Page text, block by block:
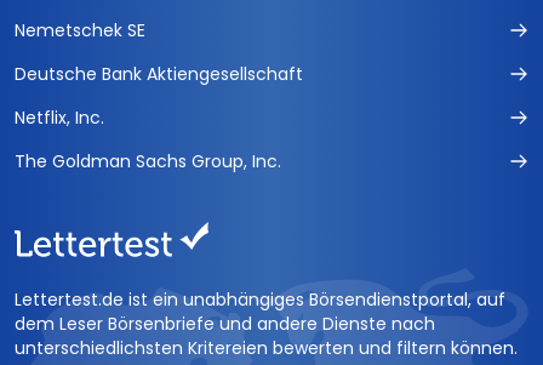
Nemetschek SE
Deutsche Bank Aktiengesellschaft
Netflix, Inc.
The Goldman Sachs Group, Inc.
Lettertest.de ist ein unabhängiges Börsendienstportal, auf
dem Leser Börsenbriefe und andere Dienste nach
unterschiedlichsten Kritereien bewerten und filtern können.